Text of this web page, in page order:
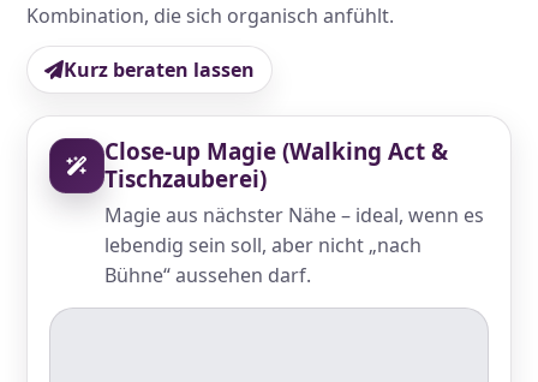
Kombination, die sich organisch anfühlt.
Kurz beraten lassen
Close-up Magie (Walking Act &
Tischzauberei)
Magie aus nächster Nähe – ideal, wenn es
lebendig sein soll, aber nicht „nach
Bühne“ aussehen darf.